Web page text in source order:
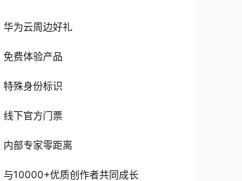
华为云周边好礼
免费体验产品
特殊身份标识
线下官方门票
内部专家零距离
与10000+优质创作者共同成长